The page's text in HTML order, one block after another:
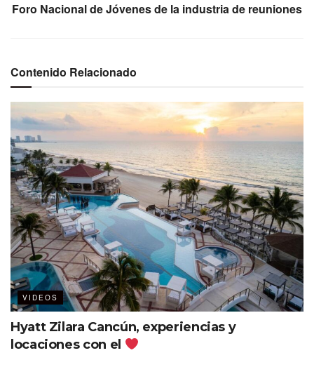
Foro Nacional de Jóvenes de la industria de reuniones
Contenido Relacionado
VIDEOS
Hyatt Zilara Cancún, experiencias y
locaciones con el